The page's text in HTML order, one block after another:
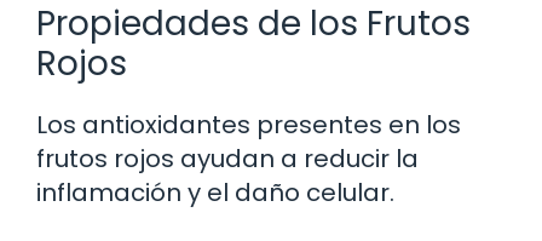
Propiedades de los Frutos
Rojos
Los antioxidantes presentes en los
frutos rojos ayudan a reducir la
inflamación y el daño celular.